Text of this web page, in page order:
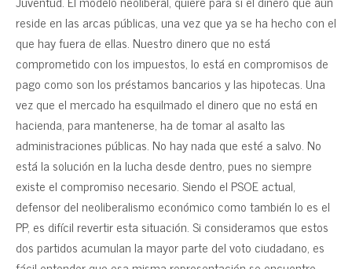
reside en las arcas públicas, una vez que ya se ha hecho con el
que hay fuera de ellas. Nuestro dinero que no está
comprometido con los impuestos, lo está en compromisos de
pago como son los préstamos bancarios y las hipotecas. Una
vez que el mercado ha esquilmado el dinero que no está en
hacienda, para mantenerse, ha de tomar al asalto las
administraciones públicas. No hay nada que esté a salvo. No
está la solución en la lucha desde dentro, pues no siempre
existe el compromiso necesario. Siendo el PSOE actual,
defensor del neoliberalismo económico como también lo es el
PP, es difícil revertir esta situación. Si consideramos que estos
dos partidos acumulan la mayor parte del voto ciudadano, es